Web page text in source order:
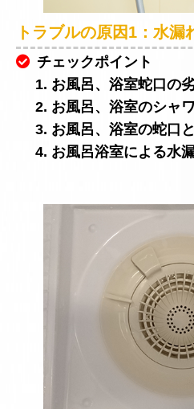
トラブルの原因1：水漏
チェックポイント
1. お風呂、浴室蛇口の
2. お風呂、浴室のシャ
3. お風呂、浴室の蛇口
4. お風呂浴室による水